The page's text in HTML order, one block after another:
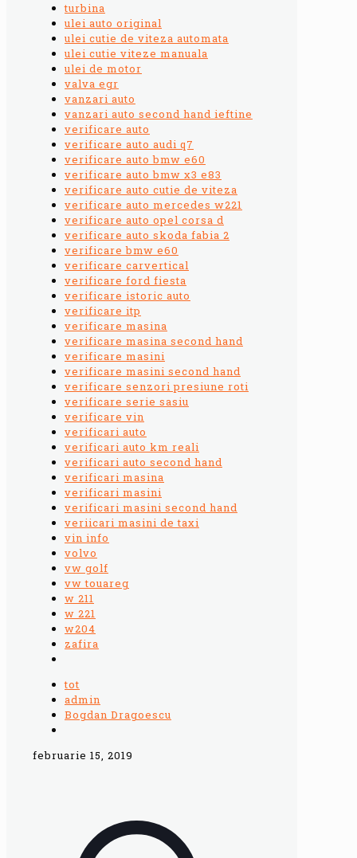
turbina
ulei auto original
ulei cutie de viteza automata
ulei cutie viteze manuala
ulei de motor
valva egr
vanzari auto
vanzari auto second hand ieftine
verificare auto
verificare auto audi q7
verificare auto bmw e60
verificare auto bmw x3 e83
verificare auto cutie de viteza
verificare auto mercedes w221
verificare auto opel corsa d
verificare auto skoda fabia 2
verificare bmw e60
verificare carvertical
verificare ford fiesta
verificare istoric auto
verificare itp
verificare masina
verificare masina second hand
verificare masini
verificare masini second hand
verificare senzori presiune roti
verificare serie sasiu
verificare vin
verificari auto
verificari auto km reali
verificari auto second hand
verificari masina
verificari masini
verificari masini second hand
veriicari masini de taxi
vin info
volvo
vw golf
vw touareg
w 211
w 221
w204
zafira
tot
admin
Bogdan Dragoescu
februarie 15, 2019